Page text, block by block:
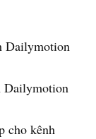
Dailymotion
Dailymotion
cho kênh